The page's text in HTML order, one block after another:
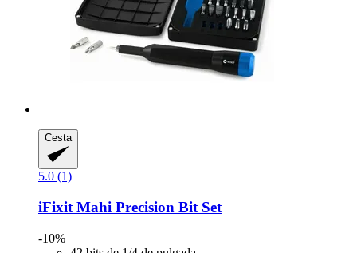
Cesta
5.0 (1)
iFixit Mahi Precision Bit Set
-10%